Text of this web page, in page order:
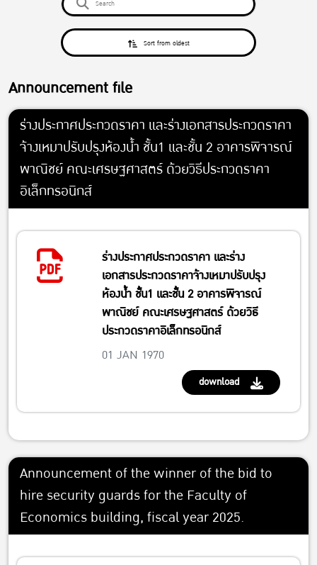
Sort from oldest
Announcement file
ร่างประกาศประกวดราคา และร่างเอกสารประกวดราคา
จ้างเหมาปรับปรุงห้องน้ำ ชั้น1 และชั้น 2 อาคารพิจารณ์
พาณิชย์ คณะเศรษฐศาสตร์ ด้วยวิธีประกวดราคา
อิเล็กทรอนิกส์
ร่างประกาศประกวดราคา และร่าง
เอกสารประกวดราคาจ้างเหมาปรับปรุง
ห้องน้ำ ชั้น1 และชั้น 2 อาคารพิจารณ์
พาณิชย์ คณะเศรษฐศาสตร์ ด้วยวิธี
ประกวดราคาอิเล็กทรอนิกส์
01 JAN 1970
download
Announcement of the winner of the bid to
hire security guards for the Faculty of
Economics building, fiscal year 2025.